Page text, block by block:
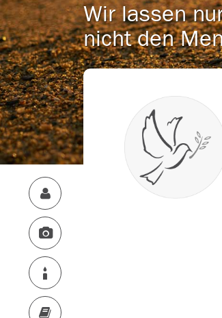
Wir lassen
nicht den